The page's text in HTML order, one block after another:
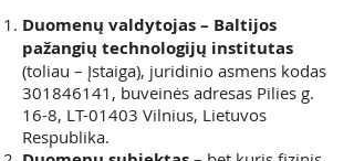
Duomenų valdytojas – Baltijos
pažangių technologijų institutas
(toliau – Įstaiga), juridinio asmens kodas
301846141 , buveinės adresas Pilies g.
16-8, LT-01403 Vilnius, Lietuvos
Respublika.